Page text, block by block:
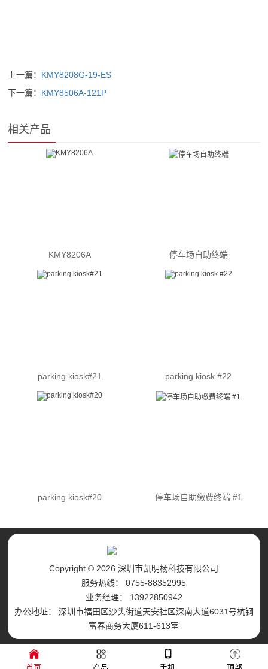
上一篇： KMY8208G-19-ES
下一篇： KMY8506A-121P
相关产品
KMY8206A 停车场自助终端
parking kiosk#21 parking kiosk #22
parking kiosk#20 停车场自助缴费终端 #1
Copyright © 2026 深圳市凯明杨科技有限公司
服务热线： 0755-88352995
业务经理： 13922850942
办公地址： 深圳市福田区沙头街道天安社区深南大道6031号杭钢
富春商务大厦611-613室